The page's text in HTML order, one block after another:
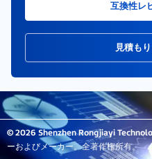
互換性レ
見積も
© 2026 Shenzhen Rongjiayi
ーおよびメーカー。全著作権所有。